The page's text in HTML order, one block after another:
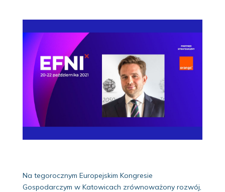
Na tegorocznym Europejskim Kongresie
Gospodarczym w Katowicach zrównoważony rozwój,